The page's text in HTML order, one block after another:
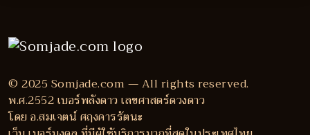
© 2025 Somjade.com — All rights reserved.
พ.ศ.2552 เบอร์พลังดาว เลขศาสตร์ดวงดาว
โดย อ.สมเจตน์ ศฤงคารรัตนะ